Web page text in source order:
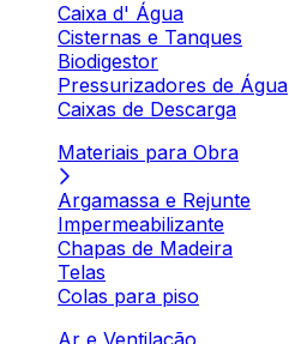
Caixa d' Água
Cisternas e Tanques
Biodigestor
Pressurizadores de Água
Caixas de Descarga
Materiais para Obra
Argamassa e Rejunte
Impermeabilizante
Chapas de Madeira
Telas
Colas para piso
Ar e Ventilação